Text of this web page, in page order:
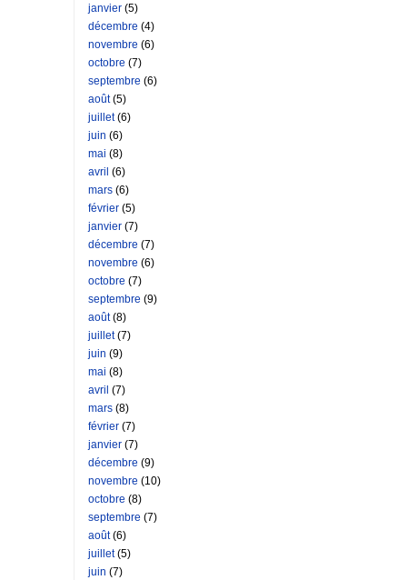
janvier (5)
décembre (4)
novembre (6)
octobre (7)
septembre (6)
août(5)
juillet(6)
juin (6)
mai (8)
avril (6)
mars (6)
février (5)
janvier (7)
décembre (7)
novembre (6)
octobre (7)
septembre (9)
août(8)
juillet(7)
juin (9)
mai (8)
avril (7)
mars (8)
février (7)
janvier (7)
décembre (9)
novembre (10)
octobre (8)
septembre (7)
août(6)
juillet(5)
juin (7)